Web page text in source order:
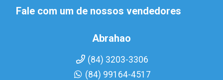
Fale com um de nossos vendedores
Abrahao
(84) 3203-3306
(84) 99164-4517